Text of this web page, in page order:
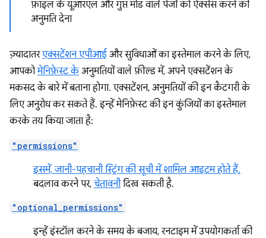
फ़ाइल के यूआरएल और गुप्त मोड वाले पेजों को ऐक्सेस करने की
अनुमति देना
ज़्यादातरएक्सटेंशन एपीआई और सुविधाओं का इस्तेमाल करने के लिए,
आपकोमेनिफ़ेस्ट केअनुमतियों वाले फ़ील्ड में, अपने एक्सटेंशन के
मकसद के बारे में बताना होगा. एक्सटेंशन, अनुमतियों की इन कैटगरी के
लिए अनुरोध कर सकते हैं. इन्हें मेनिफ़ेस्ट की इन कुंजियों का इस्तेमाल
करके तय किया जाता है:
"permissions"
इसमें, जानी-पहचानी स्ट्रिंग की सूची में शामिल आइटम होते हैं.
बदलाव करने पर, चेतावनीदिख सकती है.
"optional_permissions"
इन्हें इंस्टॉल करने के समय के बजाय, रनटाइम में उपयोगकर्ता की